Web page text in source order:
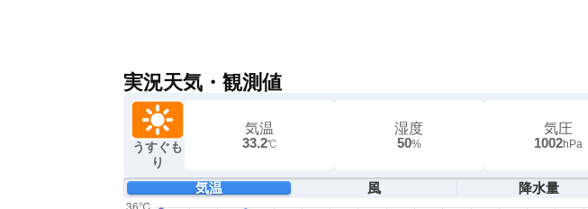
実況天気・観測値
うすぐも
り
気温
33.2℃
湿度
50%
気圧
1002hPa
気温 風 降水量